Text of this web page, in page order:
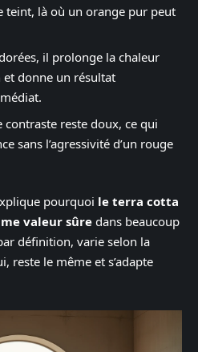
teint, là où un orange pur peut
il prolonge la chaleur
donne un résultat
contraste reste doux, ce qui
sans l’agressivité d’un rouge
pourquoi le terra cotta
valeur sûre dans beaucoup
définition, varie selon la
reste le même et s’adapte